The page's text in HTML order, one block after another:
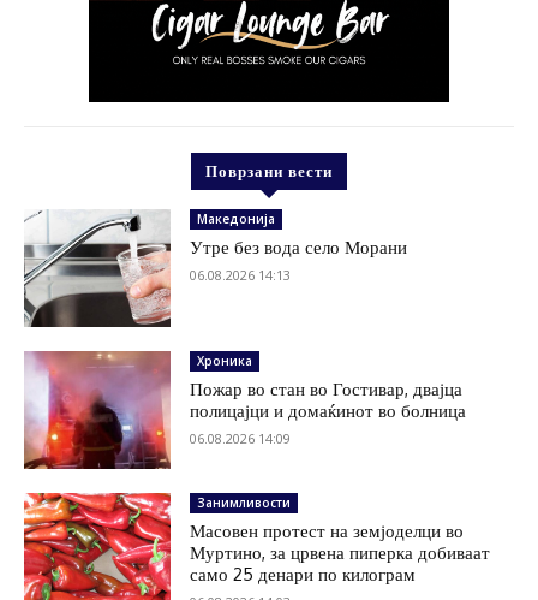
Поврзани вести
Македонија
Утре без вода село Морани
06.08.2026 14:13
Хроника
Пожар во стан во Гостивар, двајца
полицајци и домаќинот во болница
06.08.2026 14:09
Занимливости
Масовен протест на земјоделци во
Муртино, за црвена пиперка добиваат
само 25 денари по килограм